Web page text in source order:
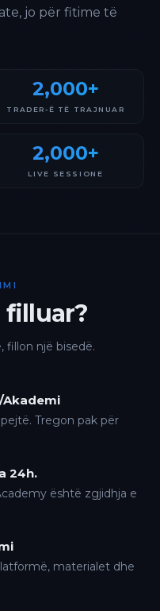
jo për fitime të
2,000+
TRADER-Ë TË TRAJNUAR
2,000+
LIVE SESSIONE
filluar?
fillon një bisedë.
Tregon pak për
24h.
është zgjidhja e
materialet dhe